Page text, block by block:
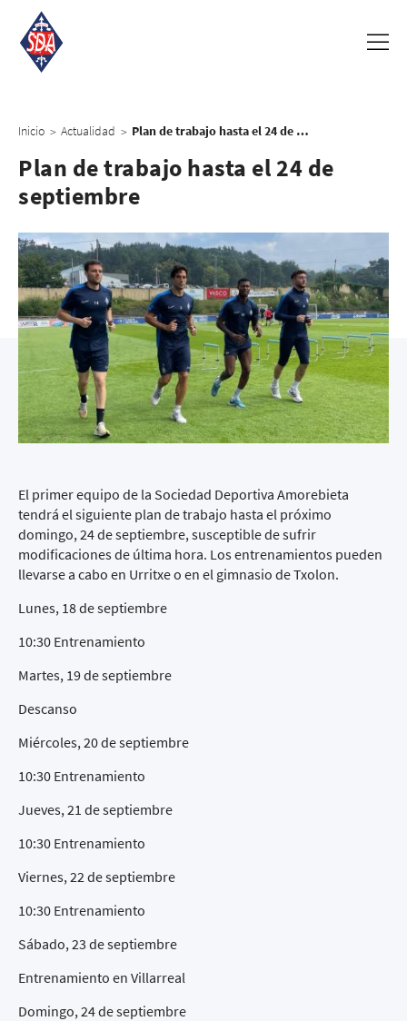
Inicio > Actualidad > Plan de trabajo hasta el 24 de septiembre
Plan de trabajo hasta el 24 de
septiembre
El primer equipo de la Sociedad Deportiva Amorebieta
tendrá el siguiente plan de trabajo hasta el próximo
domingo, 24 de septiembre, susceptible de sufrir
modificaciones de última hora. Los entrenamientos pueden
llevarse a cabo en Urritxe o en el gimnasio de Txolon.
Lunes, 18 de septiembre
10:30 Entrenamiento
Martes, 19 de septiembre
Descanso
Miércoles, 20 de septiembre
10:30 Entrenamiento
Jueves, 21 de septiembre
10:30 Entrenamiento
Viernes, 22 de septiembre
10:30 Entrenamiento
Sábado, 23 de septiembre
Entrenamiento en Villarreal
Domingo, 24 de septiembre